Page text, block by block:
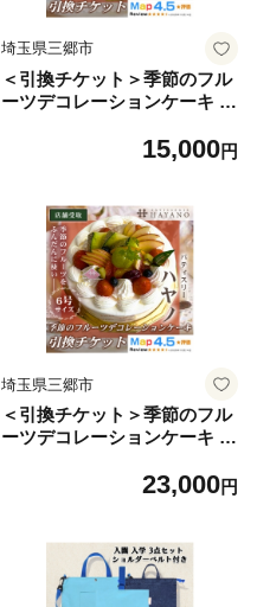
埼玉県三郷市
＜引換チケット＞季節のフル
ーツデコレーションケーキ 4
15,000円
埼玉県三郷市
＜引換チケット＞季節のフル
ーツデコレーションケーキ 6
23,000円